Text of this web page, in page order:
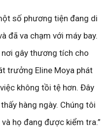
số phương tiện đang di
đã va chạm với máy bay.
gây thương tích cho
trưởng Eline Moya phát
không tồi tệ hơn. Đây
hàng ngày. Chúng tôi
họ đang được kiểm tra.”